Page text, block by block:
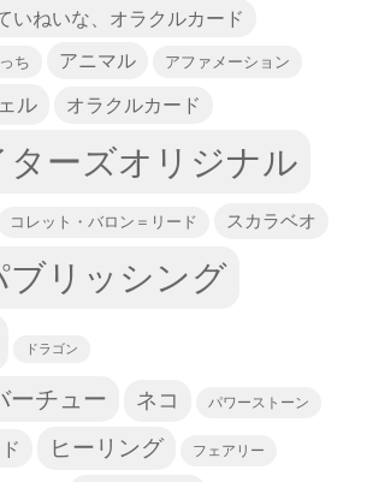
いねいな、オラクルカード
ち アニマル アファメーション
ル オラクルカード
ターズオリジナル
コレット・バロン＝リード スカラベオ
ブリッシング
ドラゴン
ーチュー ネコ パワーストーン
ヒーリング フェアリー